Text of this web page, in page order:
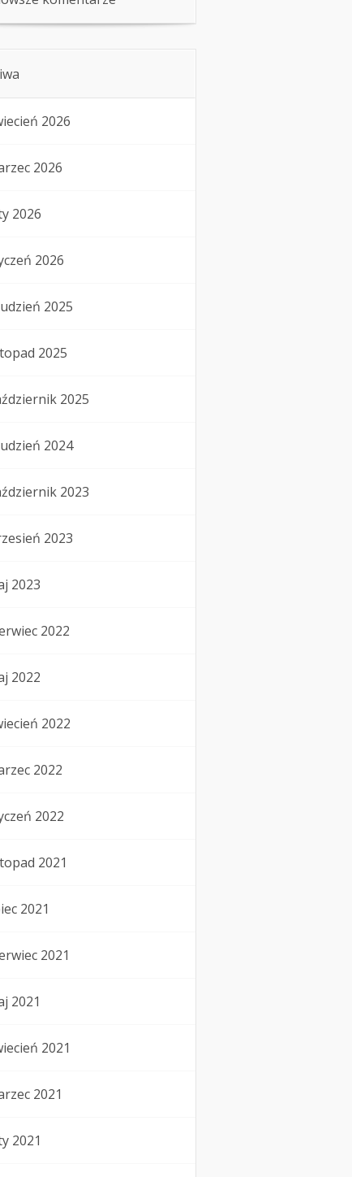
2026
2026
2026
2026
2025
2025
2025
2024
2023
2023
2023
2022
2022
2022
2022
2022
2021
2021
2021
2021
2021
2021
2021